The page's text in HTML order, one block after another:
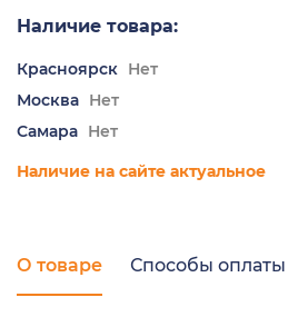
Наличие товара:
Красноярск Нет
Москва Нет
Самара Нет
Наличие на сайте актуальное
О товаре Способы оплаты